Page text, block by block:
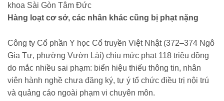
khoa Sài Gòn Tâm Đức
Hàng loạt cơ sở, các nhân khác cũng bị phạt nặng
Công ty Cổ phần Y học Cổ truyền Việt Nhật (372–374 Ngô
Gia Tự, phường Vườn Lài) chịu mức phạt 118 triệu đồng
do mắc nhiều sai phạm: biển hiệu thiếu thông tin, nhân
viên hành nghề chưa đăng ký, tự ý tổ chức điều trị nội trú
và quảng cáo ngoài phạm vi chuyên môn.